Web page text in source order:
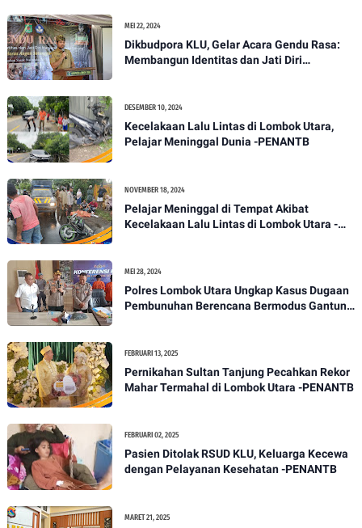
MEI 22, 2024
Dikbudpora KLU, Gelar Acara Gendu Rasa:
Membangun Identitas dan Jati Diri
DESEMBER 10, 2024
Kecelakaan Lalu Lintas di Lombok Utara,
Pelajar Meninggal Dunia -PENANTB
NOVEMBER 18, 2024
Pelajar Meninggal di Tempat Akibat
Kecelakaan Lalu Lintas di Lombok Utara -
MEI 28, 2024
Polres Lombok Utara Ungkap Kasus Dugaan
Pembunuhan Berencana Bermodus Gantung
FEBRUARI 13, 2025
Pernikahan Sultan Tanjung Pecahkan Rekor
Mahar Termahal di Lombok Utara -PENANTB
FEBRUARI 02, 2025
Pasien Ditolak RSUD KLU, Keluarga Kecewa
dengan Pelayanan Kesehatan -PENANTB
MARET 21, 2025